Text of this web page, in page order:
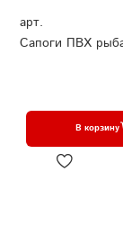
арт.
Сапоги ПВХ
В корзину